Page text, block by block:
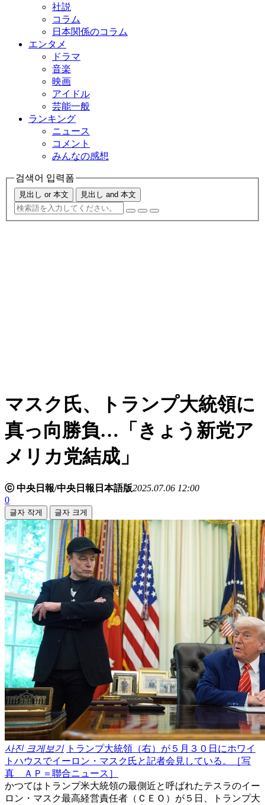
社説
コラム
日本関係のコラム
エンタメ
ドラマ
音楽
映画
アイドル
芸能一般
ランキング
ニュース
コメント
みんなの感想
검색어 입력폼
見出し or 本文 見出し and 本文
マスク氏、トランプ大統領に
真っ向勝負…「きょう新党ア
メリカ党結成」
ⓒ 中央日報/中央日報日本語版2025.07.06 12:00
0
글자 작게 글자 크게
사진 크게보기 トランプ大統領（右）が５月３０日にホワイ
トハウスでイーロン・マスク氏と記者会見している。［写
真 ＡＰ＝聯合ニュース］
かつてはトランプ米大統領の最側近と呼ばれたテスラのイー
ロン・マスク最高経営責任者（ＣＥＯ）が５日、トランプ大